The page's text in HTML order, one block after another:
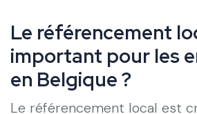
Le référencement
important pour les
en Belgique ?
Le référencement local est